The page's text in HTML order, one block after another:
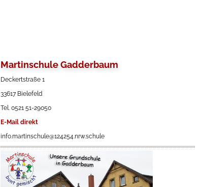
Martinschule Gadderbaum
Deckertstraße 1
33617 Bielefeld
Tel. 0521 51-29050
E-Mail direkt
info.martinschule@124254.nrw.schule